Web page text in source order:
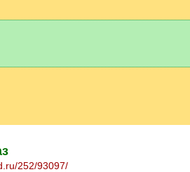
252/93097/